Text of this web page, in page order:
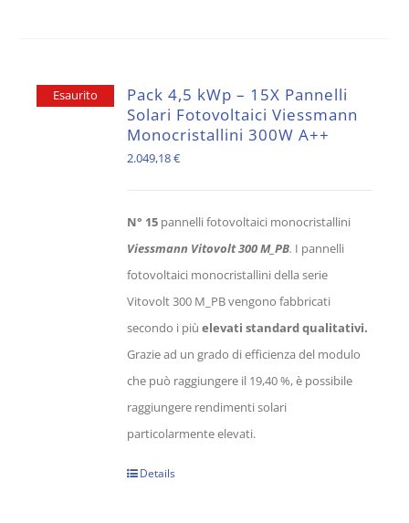
Esaurito
Pack 4,5 kWp – 15X Pannelli
Solari Fotovoltaici Viessmann
Monocristallini 300W A++
2.049,18€
N° 15 pannelli fotovoltaici monocristallini
Viessmann Vitovolt 300 M_PB. I pannelli
fotovoltaici monocristallini della serie
Vitovolt 300 M_PB vengono fabbricati
secondo i piùelevati standard qualitativi.
Grazie ad un grado di efficienza del modulo
che può raggiungere il 19,40 %, è possibile
raggiungere rendimenti solari
particolarmente elevati.
Details